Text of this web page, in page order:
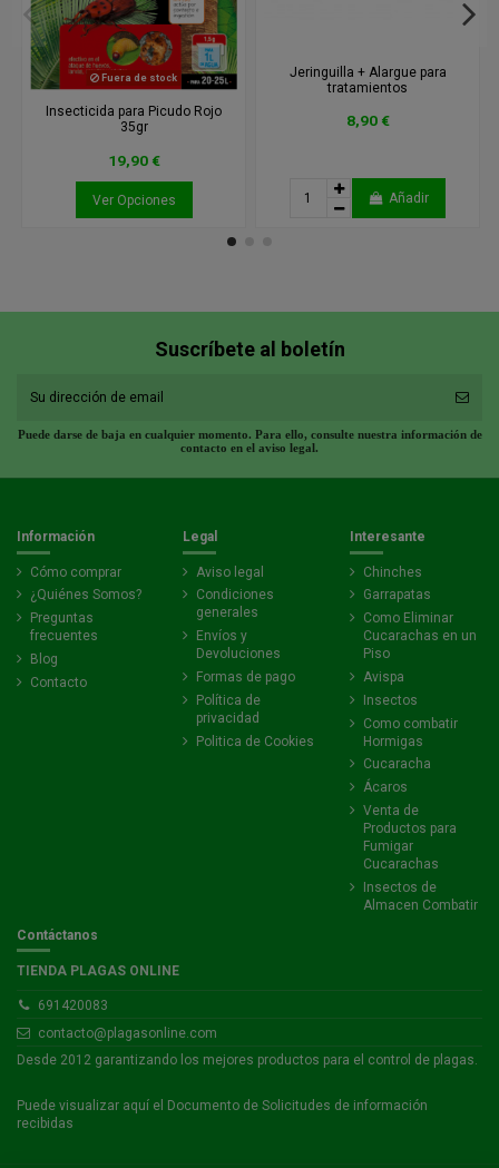
Formato
Piquetas de 25
Fuera de stock
Insecticida para Picudo Rojo
35gr
19,90 €
Ver Opciones
Jeringuilla + Alargue para
tratamientos
8,90 €
Añadir
Suscríbete al boletín
Puede darse de baja en cualquier momento. Para ello, consulte nuestra información de
contacto en el aviso legal.
Información
Cómo comprar
¿Quiénes Somos?
Preguntas
frecuentes
Blog
Contacto
Legal
Aviso legal
Condiciones
generales
Envíos y
Devoluciones
Formas de pago
Política de
privacidad
Politica de Cookies
Interesante
Chinches
Garrapatas
Como Eliminar
Cucarachas en un
Piso
Avispa
Insectos
Como combatir
Hormigas
Cucaracha
Ácaros
Venta de
Productos para
Fumigar
Cucarachas
Insectos de
Almacen Combatir
Contáctanos
TIENDA PLAGAS ONLINE
691420083
contacto@plagasonline.com
Desde 2012 garantizando los mejores productos para el control de plagas.
Puede visualizar aquí el Documento de Solicitudes de información
recibidas